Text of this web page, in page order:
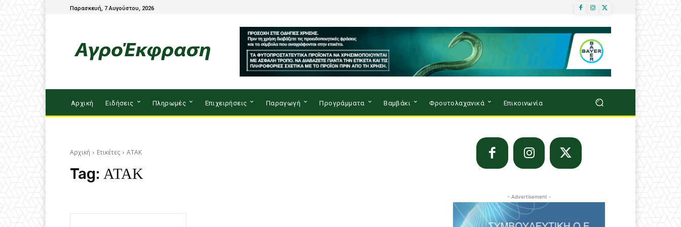
Παρασκευή, 7 Αυγούστου, 2026
Αρχική Ειδήσεις Πληρωμές Επιχειρήσεις Παραγωγή Προγράμματα Βαμβάκι Φρουτολαχανικά Επικοινωνία
Αρχική Ετικέτες ΑΤΑΚ
Tag: ΑΤΑΚ
- Advertisement -